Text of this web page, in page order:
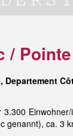
/
Departement
3.300
genannt), ca. 3